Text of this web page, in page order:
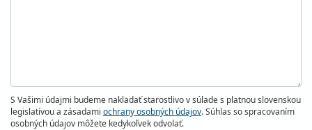
S Vašimi údajmi budeme nakladať starostlivo v súlade s platnou slovenskou
legislatívou a zásadami ochrany osobných údajov. Súhlas so spracovaním
osobných údajov môžete kedykoľvek odvolať.